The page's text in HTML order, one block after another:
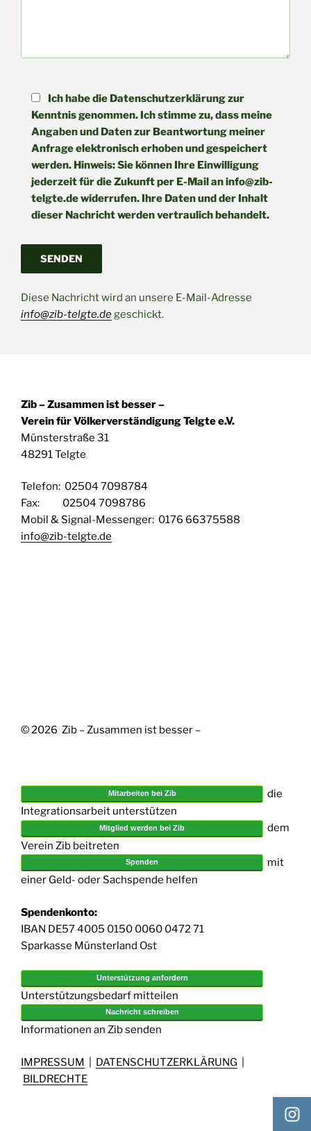
Ich habe die Datenschutzerklärung zur
Kenntnis genommen. Ich stimme zu, dass meine
Angaben und Daten zur Beantwortung meiner
Anfrage elektronisch erhoben und gespeichert
werden. Hinweis: Sie können Ihre Einwilligung
jederzeit für die Zukunft per E-Mail an info@zib-
telgte.de widerrufen. Ihre Daten und der Inhalt
dieser Nachricht werden vertraulich behandelt.
Bitte lasse dieses Feld leer.
Diese Nachricht wird an unsere E-Mail-Adresse
info@zib-telgte.degeschickt.
Zib – Zusammen ist besser –
Verein für Völkerverständigung Telgte e.V.
Münsterstraße 31
48291 Telgte
Telefon: 02504 7098784
Fax: 02504 7098786
Mobil & Signal-Messenger: 0176 66375588
info@zib-telgte.de
© 2026 Zib – Zusammen ist besser –
Mitarbeiten bei Zib
die
Integrationsarbeit unterstützen
Mitglied werden bei Zib
dem
Verein Zib beitreten
Spenden
mit
einer Geld- oder Sachspende helfen
Spendenkonto:
IBAN DE57 4005 0150 0060 0472 71
Sparkasse Münsterland Ost
Unterstützung anfordern
Unterstützungsbedarf mitteilen
Nachricht schreiben
Informationen an Zib senden
IMPRESSUM DATENSCHUTZERKLÄRUNG
BILDRECHTE